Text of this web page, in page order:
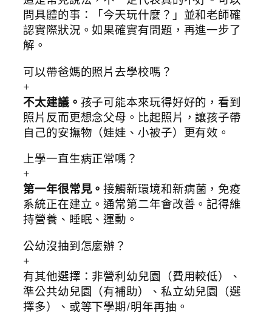
問具體的事：「今天玩什麼？」並和老師確
認實際狀況。如果確實有問題，再進一步了
解。
可以帶爸媽的照片去學校嗎？
+
不太建議。 孩子可能本來玩得好好的，看到
照片反而更想念父母。比起照片，讓孩子帶
自己的安撫物（娃娃、小被子）更有效。
上學一直生病正常嗎？
+
第一年很常見。接觸新環境和新病菌，免疫
系統正在建立。通常第二年會改善。記得維
持營養、睡眠、運動。
公幼沒抽到怎麼辦？
+
有其他選擇：非營利幼兒園（費用較低）、
準公共幼兒園（有補助）、私立幼兒園（選
擇多）、或等下學期/明年再抽。